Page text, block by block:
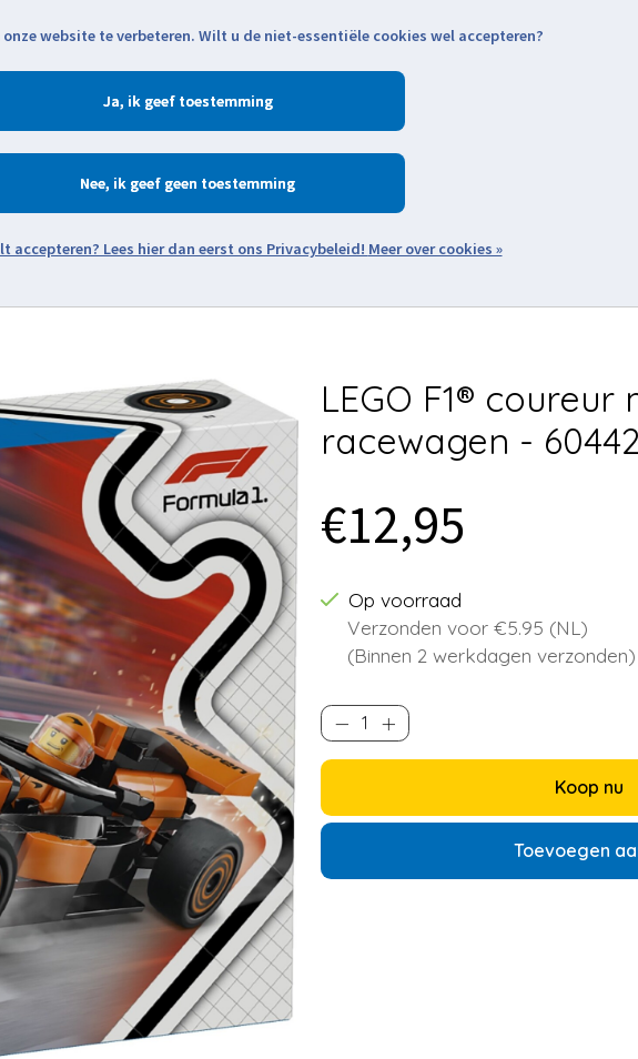
Zoeken
LEGO F1®
racewagen - 60442
€12,95
Op voorraad
Verzonden voor €5.95 (NL)
(Binnen 2 werkdagen verzonden)
Koop nu
Toevoegen
website te verbeteren. Wilt u de niet-essentiële cookies wel accepteren?
Ja
Nee
Meer over cookies »